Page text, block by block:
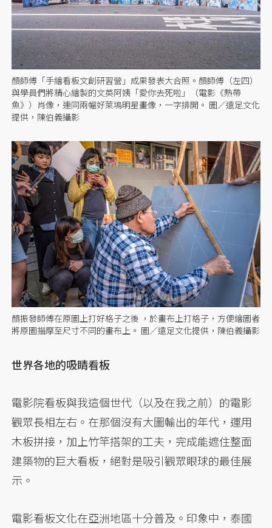
顏師傅「手繪看板文創研習營」成果發表大合照。顏師傅（左四）
與學員們將精心繪製的文英阿姨「愛你去死啦」（電影《熱帶
魚》）肖像，連同兩幅好萊塢明星畫像，一字排開。 圖／遠足文化
提供，陳伯義攝影
顏振發師傅在原圖上打好格子之後 ，於畫布上打格子，方便繪圖者
將原圖描摩至尺寸不同的畫布上。 圖／遠足文化提供，陳伯義攝影
世界各地的吸睛看板
電影院看板與我這個世代（以及在我之前）的電影
觀眾長相左右。在那個沒有大圖輸出的年代，運用
木板拼接，加上竹竿搭架的工夫，完成能遮住整面
建築物的巨大看板，絕對是吸引觀眾眼球的最佳展
示。
電影看板文化在亞洲地區十分普及。印象中，泰國